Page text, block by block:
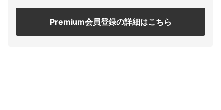
Premium会員登録の詳細はこちら